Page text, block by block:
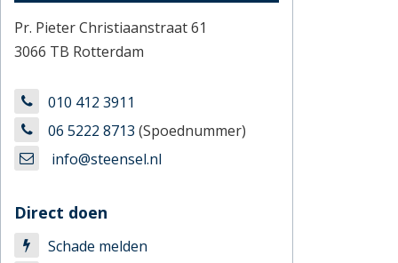
Pr. Pieter Christiaanstraat 61
3066 TB Rotterdam
010 412 3911
06 5222 8713 (Spoednummer)
info@steensel.nl
Direct doen
Schade melden